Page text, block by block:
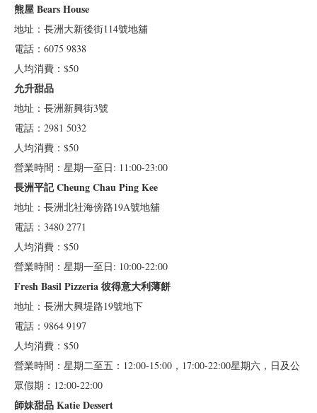
熊屋 Bears House
地址：長洲大新後街114號地舖
電話：6075 9838
人均消費：$50
允升甜品
地址：長洲新興街3號
電話：2981 5032
人均消費：$50
營業時間：星期一至日: 11:00-23:00
長洲平記 Cheung Chau Ping Kee
地址：長洲北社海傍路19A號地舖
電話：3480 2771
人均消費：$50
營業時間：星期一至日: 10:00-22:00
Fresh Basil Pizzeria 彼得意大利薄餅
地址：長洲大興堤路19號地下
電話：9864 9197
人均消費：$50
營業時間：星期二至五：12:00-15:00，17:00-22:00星期六，日及公
眾假期：12:00-22:00
師妹甜品 Katie Dessert